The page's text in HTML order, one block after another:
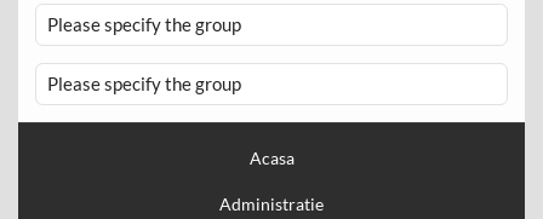
Please specify the group
Please specify the group
Acasa
Administratie